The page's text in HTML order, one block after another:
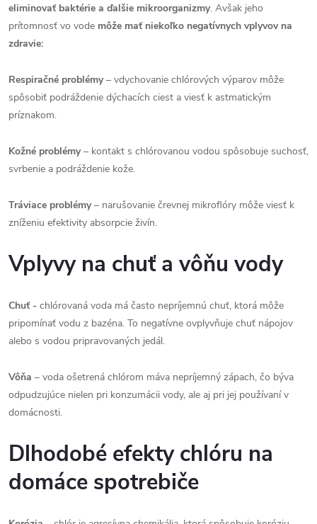
eliminovať baktérie a ďalšie mikroorganizmy. Avšak jeho
prítomnosť vo vode môže mať niekoľko negatívnych vplyvov na
zdravie:
Respiračné problémy– vdychovanie chlórových výparov môže
spôsobiť podráždenie dýchacích ciest a viesť k astmatickým
príznakom.
Kožné problémy– kontakt s chlórovanou vodou spôsobuje suchosť,
svrbenie a podráždenie kože.
Tráviace problémy– narušovanie črevnej mikroflóry môže viesť k
zníženiu efektivity absorpcie živín.
Vplyvy na chuť a vôňu vody
Chuť - chlórovaná voda má často nepríjemnú chuť, ktorá môže
pripomínať vodu z bazéna. To negatívne ovplyvňuje chuť nápojov
alebo s vodou pripravovaných jedál.
Vôňa – voda ošetrená chlórom máva nepríjemný zápach, čo býva
odpudzujúce nielen pri konzumácii vody, ale aj pri jej používaní v
domácnosti.
Dlhodobé efekty chlóru na
domáce spotrebiče